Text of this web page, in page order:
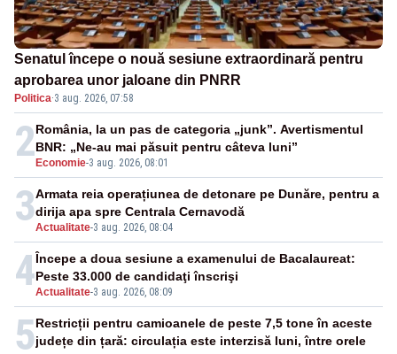
Senatul începe o nouă sesiune extraordinară pentru
aprobarea unor jaloane din PNRR
Politica·3 aug. 2026, 07:58
2 Economie-3 aug. 2026, 08:01
România, la un pas de categoria „junk”. Avertismentul
BNR: „Ne-au mai păsuit pentru câteva luni”
3Actualitate-3 aug. 2026, 08:04
Armata reia operațiunea de detonare pe Dunăre, pentru a
dirija apa spre Centrala Cernavodă
4Actualitate-3 aug. 2026, 08:09
Începe a doua sesiune a examenului de Bacalaureat:
Peste 33.000 de candidaţi înscrişi
5Restricții pentru camioanele de peste 7,5 tone în aceste
județe din țară: circulația este interzisă luni, între orele